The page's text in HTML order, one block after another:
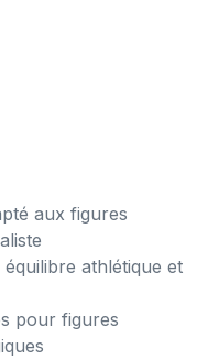
aux figures
athlétique et
pour figures